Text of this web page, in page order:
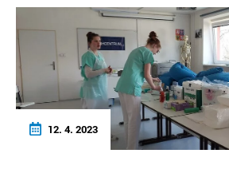
12. 4. 2023